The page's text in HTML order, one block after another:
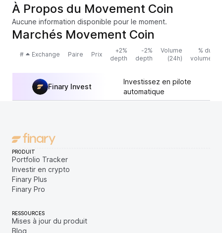
À Propos du Movement Coin
Aucune information disponible pour le moment.
Marchés Movement Coin
# Exchange Paire Prix
+2%
depth
-2%
depth
Volume
(24h)
% du
volume
Finary Invest
Investissez en pilote
automatique
PRODUIT
Portfolio Tracker
Investir en crypto
Finary Plus
Finary Pro
RESSOURCES
Mises à jour du produit
Blog